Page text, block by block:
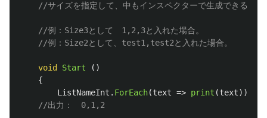
//サイズを指定して、中もインスペクターで生成できる。
//例：Size3として　1,2,3と入れた場合。
//例：Size2として、test1,test2と入れた場合。
void Start
()
{
ListNameInt . ForEach(text => print (text));
//出力：　0,1,2